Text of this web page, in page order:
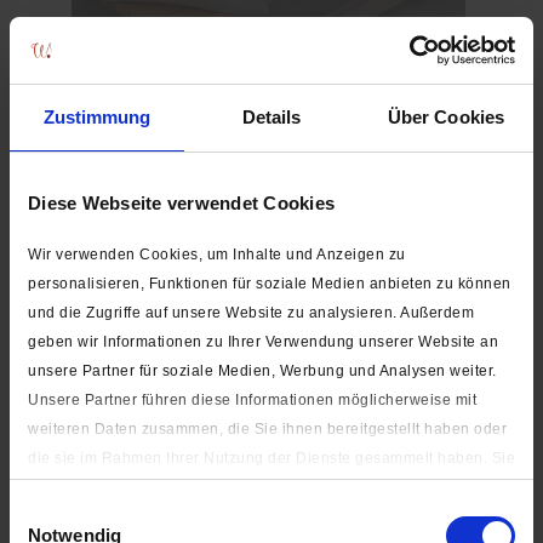
Zustimmung Details Über Cookies
Diese Webseite verwendet Cookies
Wir verwenden Cookies, um Inhalte und Anzeigen zu
personalisieren, Funktionen für soziale Medien anbieten zu können
und die Zugriffe auf unsere Website zu analysieren. Außerdem
geben wir Informationen zu Ihrer Verwendung unserer Website an
unsere Partner für soziale Medien, Werbung und Analysen weiter.
Unsere Partner führen diese Informationen möglicherweise mit
weiteren Daten zusammen, die Sie ihnen bereitgestellt haben oder
die sie im Rahmen Ihrer Nutzung der Dienste gesammelt haben. Sie
Notwendig
Für Taschen